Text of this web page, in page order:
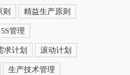
精益生产原则
5S管理
求计划 滚动计划
生产技术管理